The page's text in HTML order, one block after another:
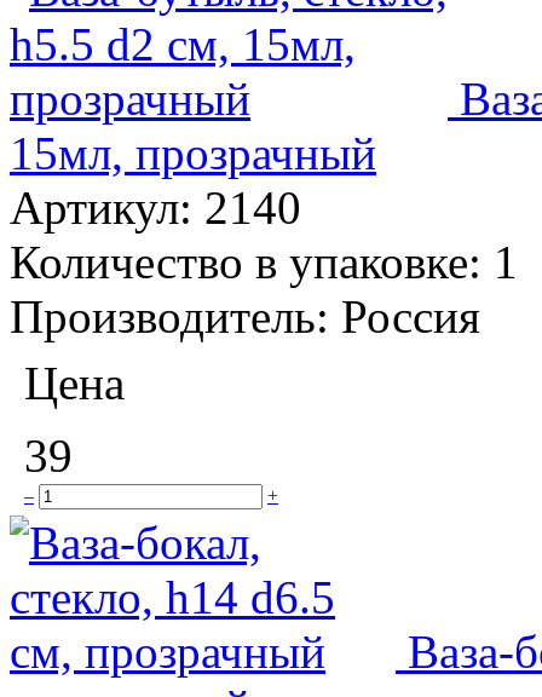
15мл, прозрачный
Артикул: 2140
Количество в упаковке: 1
Производитель: Россия
Цена
39
– +
Ваза-